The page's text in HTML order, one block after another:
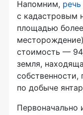
Напомним,
с кадастровым
площадью
стоимость —
земля,
собственности,
по добыче
Первоначально